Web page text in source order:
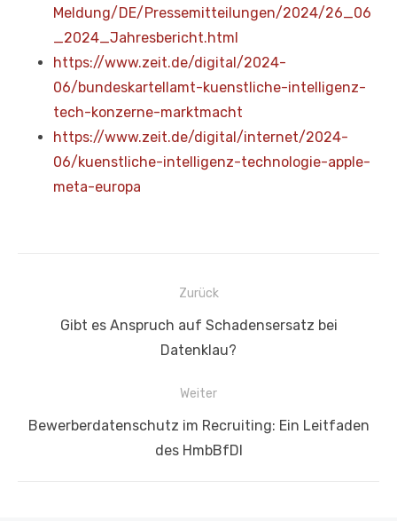
Meldung/DE/Pressemitteilungen/2024/26_06
_2024_Jahresbericht.html
https://www.zeit.de/digital/2024-
06/bundeskartellamt-kuenstliche-intelligenz-
tech-konzerne-marktmacht
https://www.zeit.de/digital/internet/2024-
06/kuenstliche-intelligenz-technologie-apple-
meta-europa
Beitragsnavigation
Zurück
Vorheriger
Gibt es Anspruch auf Schadensersatz bei
Datenklau?
Weiter
Nächster
Bewerberdatenschutz im Recruiting: Ein Leitfaden
des HmbBfDI